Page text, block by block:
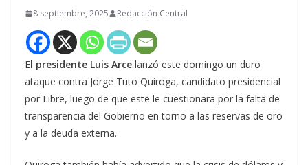
8 septiembre, 2025 Redacción Central
El presidente Luis Arce lanzó este domingo un duro
ataque contra Jorge Tuto Quiroga, candidato presidencial
por Libre, luego de que este le cuestionara por la falta de
transparencia del Gobierno en torno a las reservas de oro
y a la deuda externa.